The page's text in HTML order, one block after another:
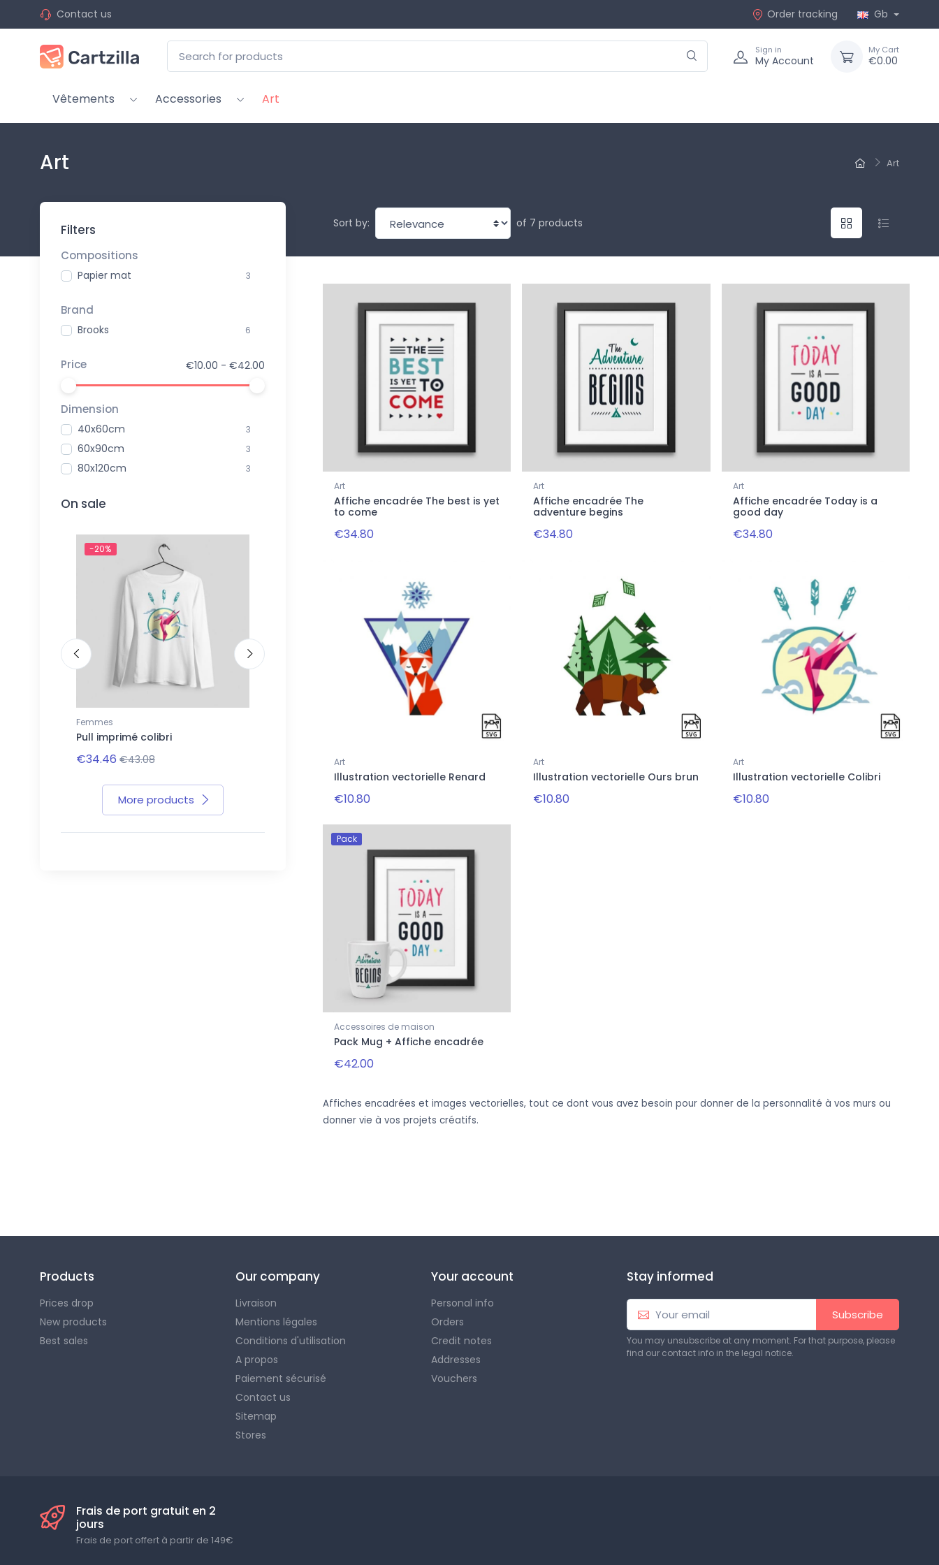
Contact us Order tracking Gb
Sign in
My Account
My Cart
€0.00
Vêtements Accessories Art
Art
Art
Filters
Compositions
Papier mat 3
Brand
Brooks 6
Price €10.00 - €42.00
Dimension
40x60cm 3
60x90cm 3
80x120cm 3
On sale
-20%
Femmes
Pull imprimé colibri
€34.46 €43.08 €28.68
Pull imprimé colibri T-shirt imprimé colibri
More products
Sort by: of 7 products
Affiches encadrées et images vectorielles, tout ce dont vous avez besoin pour donner de la personnalité à vos murs ou
donner vie à vos projets créatifs.
Art
Affiche encadrée The best is yet
to come
€34.80
Art
Affiche encadrée The
adventure begins
€34.80
Art
Affiche encadrée Today is a
good day
€34.80
Art
Illustration vectorielle Renard
€10.80
Art
Illustration vectorielle Ours brun
€10.80
Art
Illustration vectorielle Colibri
€10.80
Pack
Accessoires de maison
Pack Mug + Affiche encadrée
€42.00
Products
Prices drop
New products
Best sales
Our company
Livraison
Mentions légales
Conditions d'utilisation
A propos
Paiement sécurisé
Contact us
Sitemap
Stores
Your account
Personal info
Orders
Credit notes
Addresses
Vouchers
Stay informed
Subscribe
You may unsubscribe at any moment. For that purpose, please
find our contact info in the legal notice.
Frais de port gratuit en 2
jours
Frais de port offert à partir de 149€